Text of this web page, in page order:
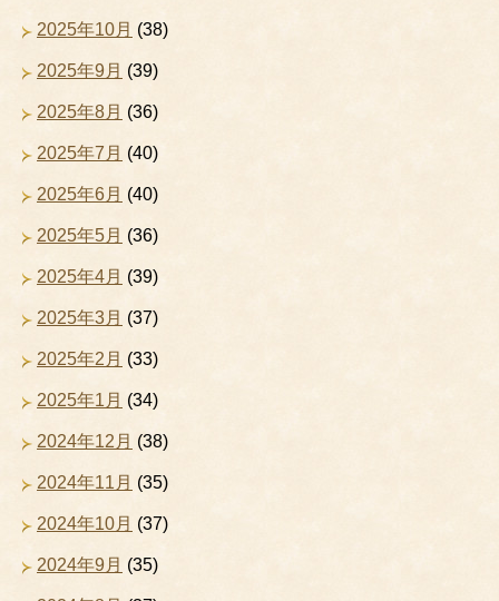
2025年10月 (38)
2025年9月 (39)
2025年8月 (36)
2025年7月 (40)
2025年6月 (40)
2025年5月 (36)
2025年4月 (39)
2025年3月 (37)
2025年2月 (33)
2025年1月 (34)
2024年12月 (38)
2024年11月 (35)
2024年10月 (37)
2024年9月 (35)